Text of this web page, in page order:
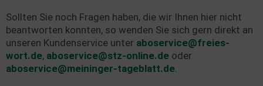
Sollten Sie noch Fragen haben, die wir Ihnen hier nicht
beantworten konnten, so wenden Sie sich gern direkt an
unseren Kundenservice unter aboservice@freies-
wort.de, aboservice@stz-online.de oder
aboservice@meininger-tageblatt.de